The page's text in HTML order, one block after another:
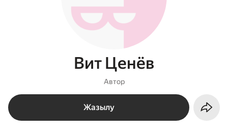
Вит Ценёв
Автор
Жазылу